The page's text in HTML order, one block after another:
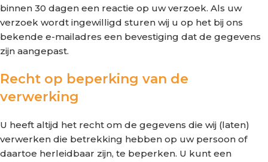
binnen 30 dagen een reactie op uw verzoek. Als uw
verzoek wordt ingewilligd sturen wij u op het bij ons
bekende e-mailadres een bevestiging dat de gegevens
zijn aangepast.
Recht op beperking van de
verwerking
U heeft altijd het recht om de gegevens die wij (laten)
verwerken die betrekking hebben op uw persoon of
daartoe herleidbaar zijn, te beperken. U kunt een